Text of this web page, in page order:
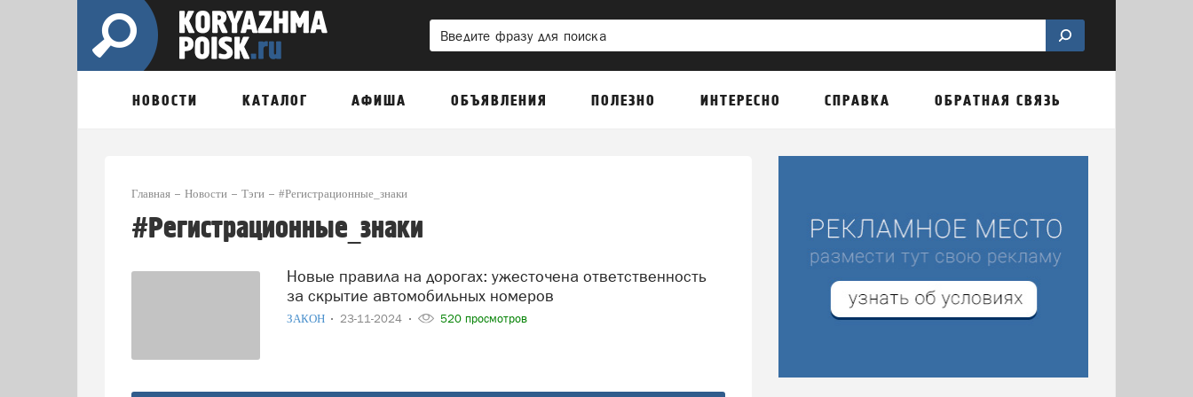
НОВОСТИ КАТАЛОГ АФИША ОБЪЯВЛЕНИЯ ПОЛЕЗНО ИНТЕРЕСНО СПРАВКА ОБРАТНАЯ СВЯЗЬ
Главная Новости Тэги #Регистрационные_знаки
#Регистрационные_знаки
Новые правила на дорогах: ужесточена ответственность
за скрытие автомобильных номеров
ЗАКОН 23-11-2024 520 просмотров